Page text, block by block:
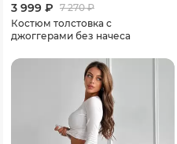
3 999 ₽ 7 270₽
Костюм толстовка с
джоггерами без начеса